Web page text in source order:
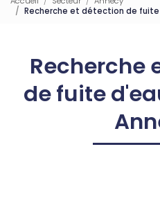
Recherche et détection de
Recherche
de fuite